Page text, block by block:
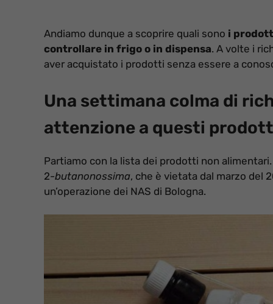
Andiamo dunque a scoprire quali sono i
controllare in frigo o in dispensa. A volte i
aver acquistato i prodotti senza essere a
Una settimana colma di
attenzione a questi
Partiamo con la lista dei prodotti non
2-butanonossima, che è vietata dal marzo del
un’operazione dei NAS di Bologna.